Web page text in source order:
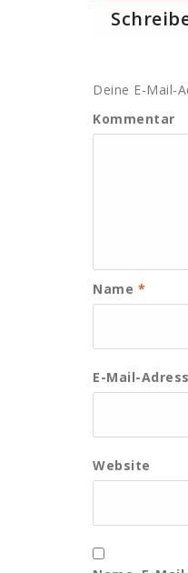
Deine E-Mail-
Kommentar
Name *
E-Mail-
Website